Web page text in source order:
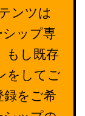
ンツは
ップ専
もし既存
をしてご
録をご希